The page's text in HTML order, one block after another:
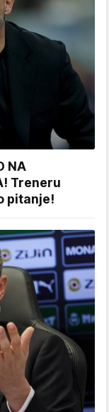
NA
Treneru
pitanje!